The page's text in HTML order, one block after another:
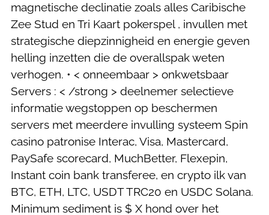
magnetische declinatie zoals alles Caribische
Zee Stud en Tri Kaart pokerspel , invullen met
strategische diepzinnigheid en energie geven
helling inzetten die de overallspak weten
verhogen. • < onneembaar > onkwetsbaar
Servers : < /strong > deelnemer selectieve
informatie wegstoppen op beschermen
servers met meerdere invulling systeem Spin
casino patronise Interac, Visa, Mastercard,
PaySafe scorecard, MuchBetter, Flexepin,
Instant coin bank transferee, en crypto ilk van
BTC, ETH, LTC, USDT TRC20 en USDC Solana.
Minimum sediment is $ X hond over het